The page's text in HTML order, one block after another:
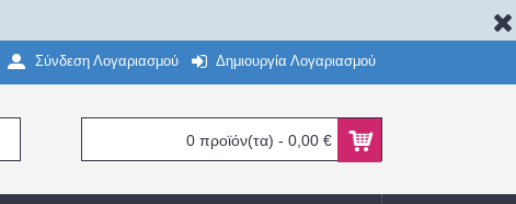
Σύνδεση Λογαριασμού Δημιουργία Λογαριασμού
0 προϊόν(τα) - 0,00 €